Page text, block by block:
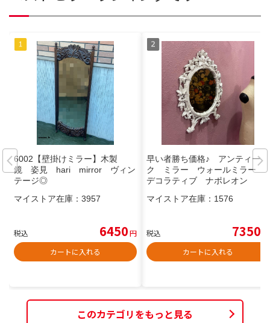
6002【壁掛けミラー】木製
鏡 姿見 hari mirror ヴィン
テージ◎
マイストア在庫： 3957
税込 6450円
カートに入れる
早い者勝ち価格♪ アンティー
ク ミラー ウォールミラー
デコラティブ ナポレオン
マイストア在庫： 1576
税込 7350
カートに入れる
このカテゴリをもっと見る